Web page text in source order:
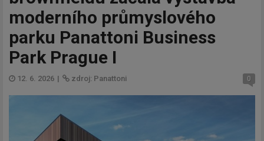
moderního průmyslového
parku Panattoni Business
Park Prague I
12. 6. 2026 | zdroj: Panattoni 0